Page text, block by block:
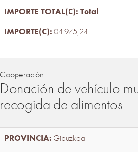
Total:
04.975,24
Cooperación
Donación de vehículo
recogida de alimentos
Gipuzkoa